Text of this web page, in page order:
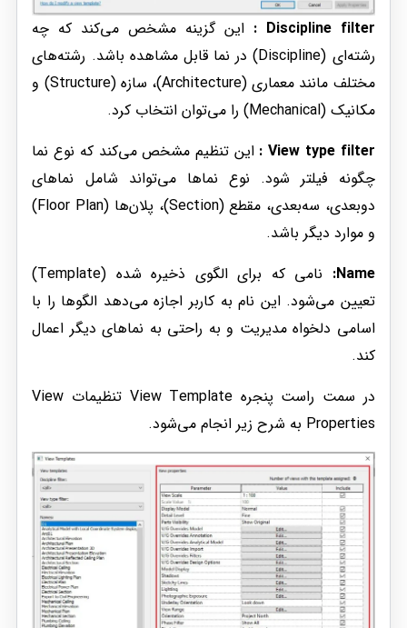
Discipline filter :
این گزینه مشخص می‌کند که چه
رشته‌ای (Discipline) در نما قابل مشاهده باشد. رشته‌های
مختلف مانند معماری (Architecture)، سازه (Structure) و
مکانیک (Mechanical) را می‌توان انتخاب کرد.
View type filter :
این تنظیم مشخص می‌کند که نوع نما
چگونه فیلتر شود. نوع نماها می‌تواند شامل نماهای
دوبعدی، سه‌بعدی، مقطع (Section)، پلان‌ها (Floor Plan)
و موارد دیگر باشد.
Name:
نامی که برای الگوی ذخیره شده (Template)
تعیین می‌شود. این نام به کاربر اجازه می‌دهد الگوها را با
اسامی دلخواه مدیریت و به راحتی به نماهای دیگر اعمال
کند.
در سمت راست پنجره View Template تنظیمات View
Properties به شرح زیر انجام می‌شود.